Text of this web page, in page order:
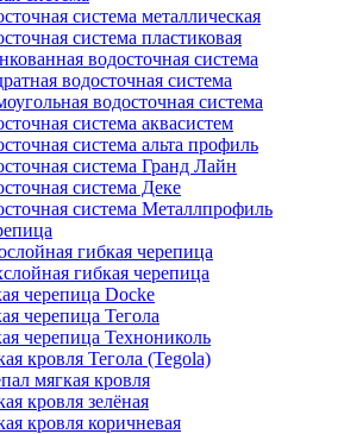
система металлическая
система пластиковая
водосточная система
водосточная система
водосточная система
система аквасистем
система альта профиль
система Гранд Лайн
система Деке
система Металлпрофиль
гибкая черепица
гибкая черепица
черепица Docke
черепица Тегола
черепица Технониколь
кровля Тегола (Tegola)
мягкая кровля
кровля зелёная
кровля коричневая